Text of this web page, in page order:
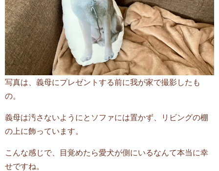
写真は、義母にプレゼントする前に我が家で撮影したも
の。
義母は汚さないようにとソファには置かず、リビングの棚
の上に飾っています。
こんな感じで、目覚めたら愛犬が側にいるなんて本当に幸
せですね。